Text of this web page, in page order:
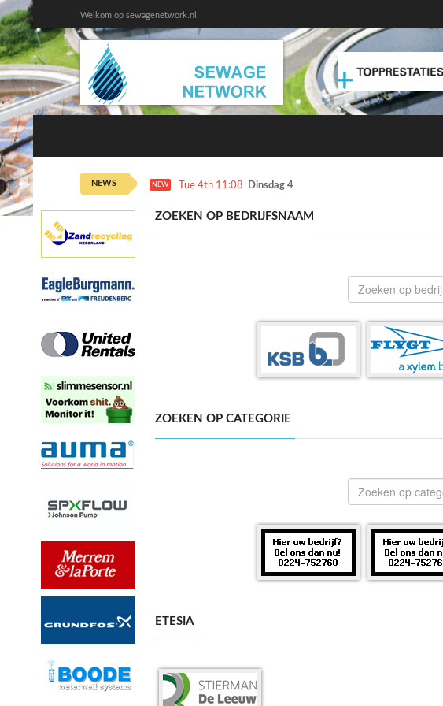
Welkom op sewagenetwork.nl
NEWS NEW Tue 4th 11:08 Dinsdag 4 augustus kans op smog door ozon
ZOEKEN OP BEDRIJFSNAAM
ZOEKEN OP CATEGORIE
ETESIA